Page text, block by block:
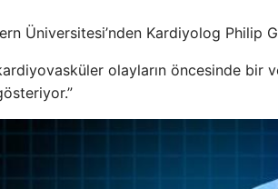
Üniversitesi’nden Kardiyolog Philip
olayların öncesinde